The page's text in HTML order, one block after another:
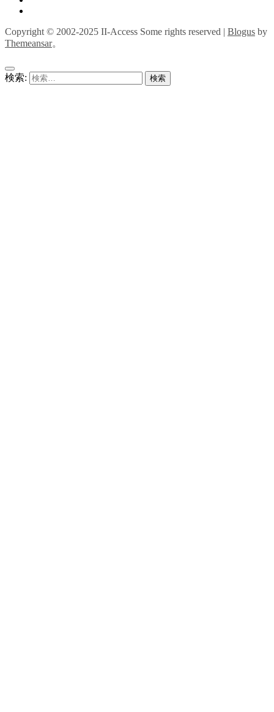
Copyright © 2002-2025 II-Access Some rights reserved | Blogus by
Themeansar。
検索: